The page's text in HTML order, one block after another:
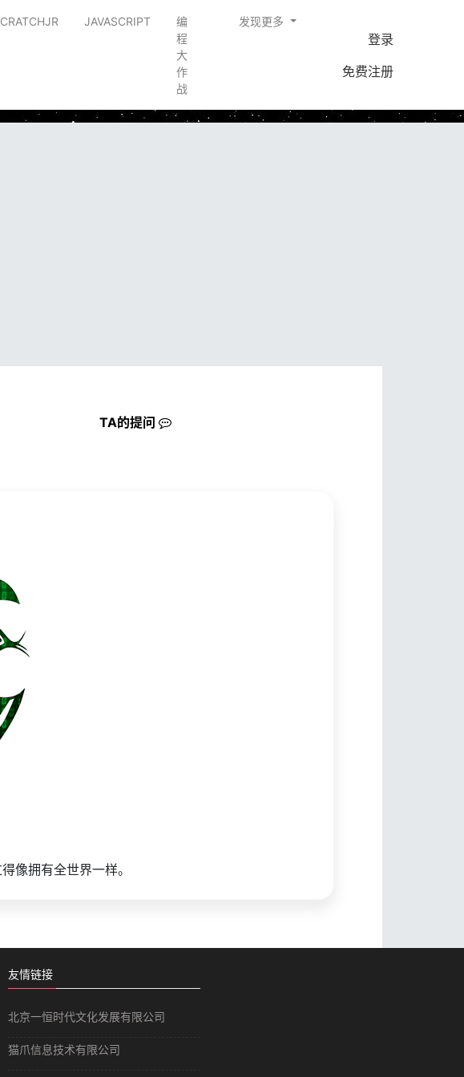
JAVASCRIPT
编
程
大
作
战
发现更多
登录
免费注册
TA的提问
像拥有全世界一样。
友情链接
北京一恒时代文化发展有限公司
猫爪信息技术有限公司